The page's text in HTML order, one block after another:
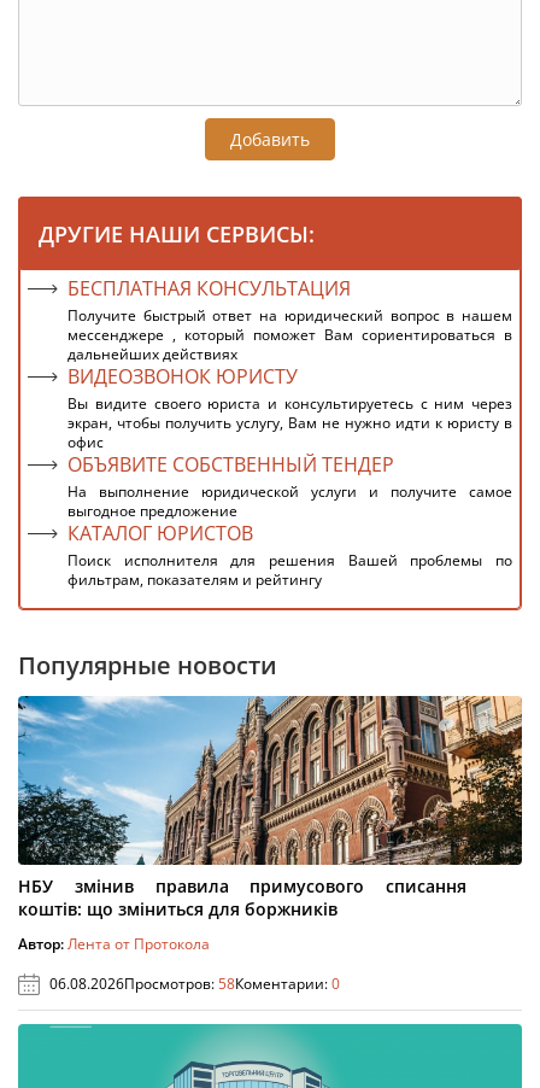
Добавить
ДРУГИЕ НАШИ СЕРВИСЫ:
БЕСПЛАТНАЯ КОНСУЛЬТАЦИЯ
Получите быстрый ответ на юридический вопрос в нашем
мессенджере , который поможет Вам сориентироваться в
дальнейших действиях
ВИДЕОЗВОНОК ЮРИСТУ
Вы видите своего юриста и консультируетесь с ним через
экран, чтобы получить услугу, Вам не нужно идти к юристу в
офис
ОБЪЯВИТЕ СОБСТВЕННЫЙ ТЕНДЕР
На выполнение юридической услуги и получите самое
выгодное предложение
КАТАЛОГ ЮРИСТОВ
Поиск исполнителя для решения Вашей проблемы по
фильтрам, показателям и рейтингу
Популярные новости
НБУ змінив правила примусового списання
коштів: що зміниться для боржників
Автор:Лента от Протокола
06.08.2026Просмотров:58Коментарии:0